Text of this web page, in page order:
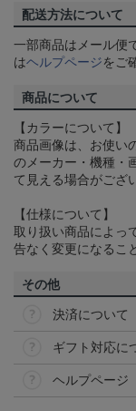
配送方法について
一部商品はメール便
はヘルプページをご
商品について
【カラーについて】
商品画像は、お使い
のメーカー・機種・
て見える場合がござ
【仕様について】
取り扱い商品によっ
告なく変更になるこ
その他
決済について
ギフト対応に
ヘルプページ